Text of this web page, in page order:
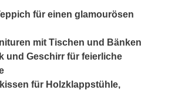
für einen glamourösen
mit Tischen und Bänken
und Geschirr für feierliche
für Holzklappstühle,